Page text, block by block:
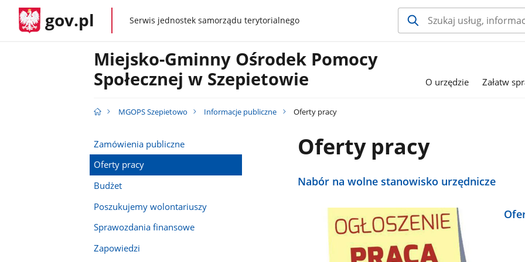
gov.pl gov.plSerwis jednostek samorządu terytorialnego
Miejsko-Gminny Ośrodek Pomocy
Społecznej w Szepietowie
O urzędzie Załatw
MGOPS Szepietowo Informacje publiczne Oferty pracy
Zamówienia publiczne
Oferty pracy
Budżet
Poszukujemy wolontariuszy
Sprawozdania finansowe
Zapowiedzi
Oferty pracy
Nabór na wolne stanowisko urzędnicze